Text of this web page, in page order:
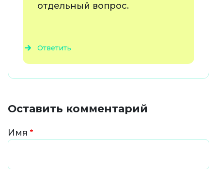
отдельный вопрос.
Ответить
Оставить комментарий
Имя